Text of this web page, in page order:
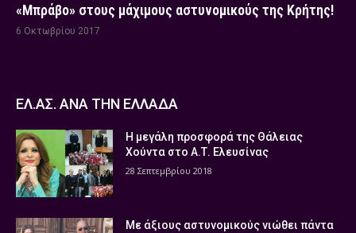
«Μπράβο» στους μάχιμους αστυνομικούς της Κρήτης!
6 Οκτωβρίου 2017
ΕΛ.ΑΣ. ΑΝΑ ΤΗΝ ΕΛΛΑΔΑ
Η μεγάλη προσφορά της Θάλειας
Χούντα στο Α.Τ. Ελευσίνας
28 Σεπτεμβρίου 2018
Με άξιους αστυνομικούς νιώθει πάντα